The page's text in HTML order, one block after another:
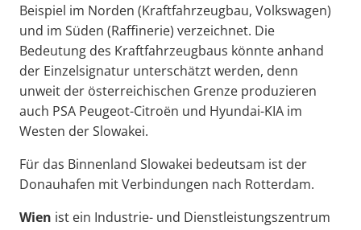
Beispiel im Norden (Kraftfahrzeugbau, Volkswagen)
und im Süden (Raffinerie) verzeichnet. Die
Bedeutung des Kraftfahrzeugbaus könnte anhand
der Einzelsignatur unterschätzt werden, denn
unweit der österreichischen Grenze produzieren
auch PSA Peugeot-Citroën und Hyundai-KIA im
Westen der Slowakei.
Für das Binnenland Slowakei bedeutsam ist der
Donauhafen mit Verbindungen nach Rotterdam.
Wien ist ein Industrie- und Dienstleistungszentrum